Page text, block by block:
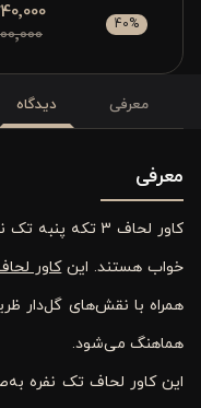
40%
معرفی دیدگاه
معرفی
خواب هستند. اینکاور
همراه با نقش‌های گل‌دار
هماهنگ می‌شود.
این کاور لحاف تک نفره